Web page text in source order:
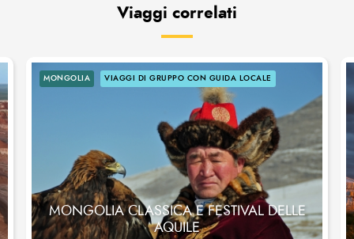
Viaggi correlati
MONGOLIA VIAGGI DI GRUPPO CON GUIDA LOCALE
MONGOLIA CLASSICA E FESTIVAL DELLE
AQUILE